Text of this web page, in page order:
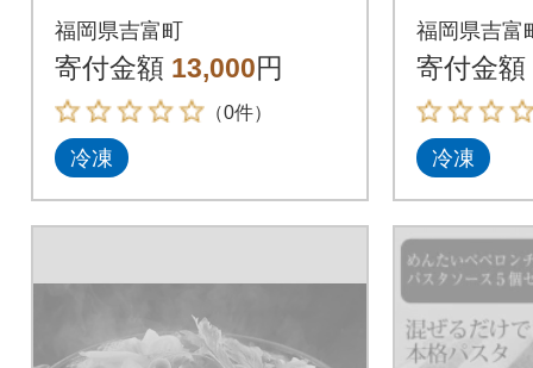
にく塩付)(吉富町)
福岡県吉富町
寄付金額 13,000円
（0件）
冷凍
発焼肉
町)
福岡県吉富
寄付金額
冷凍